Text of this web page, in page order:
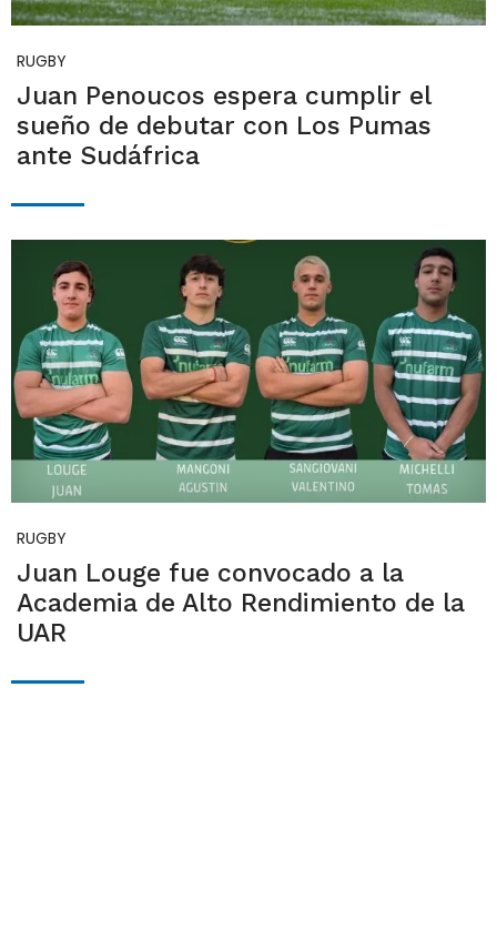
RUGBY
Juan Penoucos espera cumplir el
sueño de debutar con Los Pumas
ante Sudáfrica
RUGBY
Juan Louge fue convocado a la
Academia de Alto Rendimiento de la
UAR